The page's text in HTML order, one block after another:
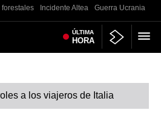
forestales Incidente Altea Guerra Ucrania
ÚLTIMA
HORA
a los viajeros de Italia